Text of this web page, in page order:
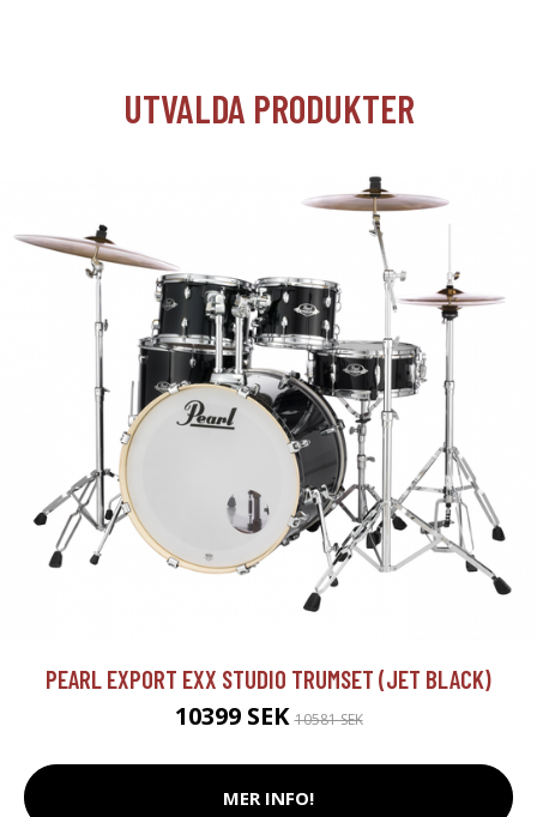
UTVALDA PRODUKTER
PEARL EXPORT EXX STUDIO TRUMSET (JET BLACK)
10399 SEK10581 SEK
MER INFO!